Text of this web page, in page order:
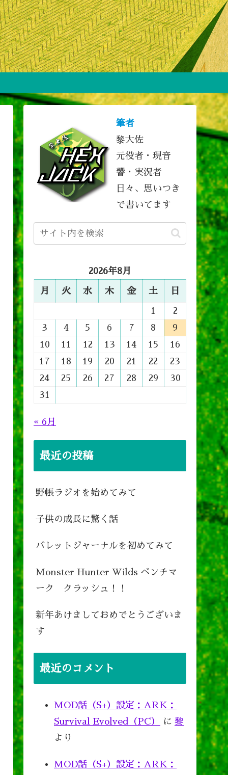
筆者
黎大佐
元役者・現音
響・実況者
日々、思いつき
で書いてます
2026年8月
月 火 水 木 金 土 日
1
2
3
4 5 6 7 8
9
10
11 12 13 14 15
16
17
18 19 20 21 22
23
24
25 26 27 28 29
30
31
« 6月
最近の投稿
野帳ラジオを始めてみて
子供の成長に驚く話
バレットジャーナルを初めてみて
Monster Hunter Wilds ベンチマ
ーク クラッシュ！！
新年あけましておめでとうございま
す
最近のコメント
MOD話（S+）設定：ARK：
Survival Evolved（PC）
に 黎
より
MOD話（S+）設定：ARK：